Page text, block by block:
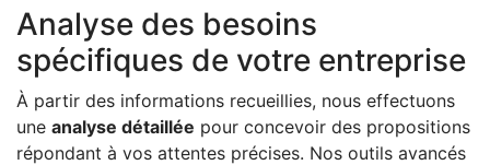
Analyse des besoins
spécifiques de votre entreprise
À partir des informations recueillies, nous effectuons
une analyse détaillée pour concevoir des propositions
répondant à vos attentes précises. Nos outils avancés